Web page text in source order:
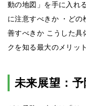
動の地図」を手に入れ
に注意すべきか ・どの
善すべきか こうした具
クを知る最大のメリッ
未来展望：